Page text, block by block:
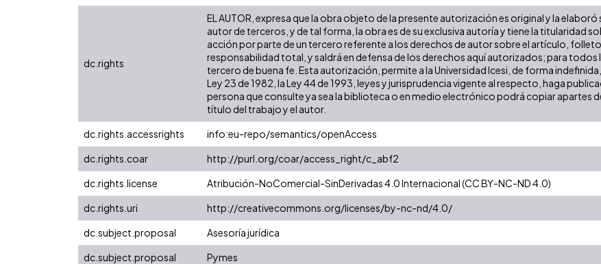
dc.rights
EL AUTOR, expresa que la obra objeto de la presente autorización es original y la
autor de terceros, y de tal forma, la obra es de su exclusiva autoría y tiene la titularidad
acción por parte de un tercero referente a los derechos de autor sobre el artículo, folleto
responsabilidad total, y saldrá en defensa de los derechos aquí autorizados; para
tercero de buena fe. Esta autorización, permite a la Universidad Icesi, de forma
Ley 23 de 1982, la Ley 44 de 1993, leyes y jurisprudencia vigente al respecto, haga
persona que consulte ya sea la biblioteca o en medio electrónico podrá copiar apartes
título del trabajo y el autor.
dc.rights.accessrights
info:eu-repo/semantics/openAccess
dc.rights.coar
http://purl.org/coar/access_right/c_abf2
dc.rights.license
Atribución-NoComercial-SinDerivadas 4.0 Internacional (CC BY-NC-ND 4.0)
dc.rights.uri
http://creativecommons.org/licenses/by-nc-nd/4.0/
dc.subject.proposal
Asesoría jurídica
dc.subject.proposal
Pymes